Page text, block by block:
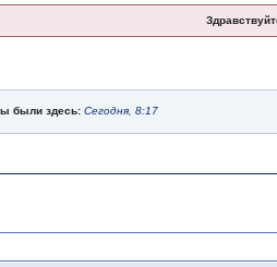
были здесь: Сегодня, 8:17